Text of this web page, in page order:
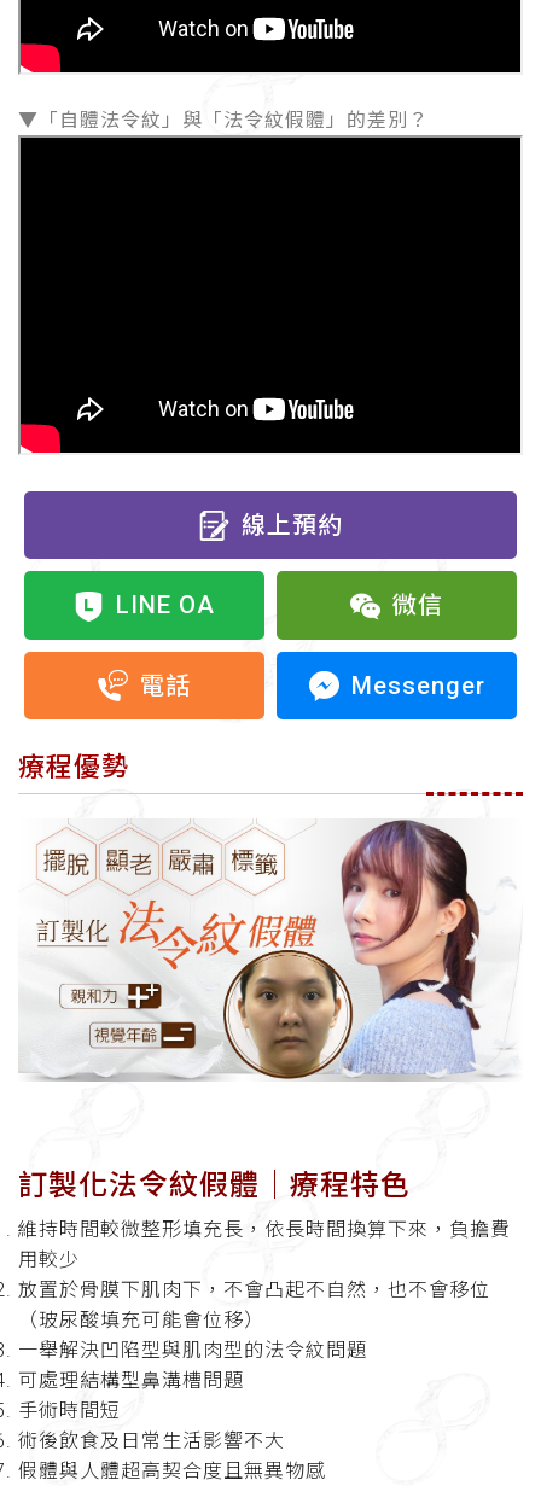
▼「自體法令紋」與「法令紋假體」的差別？
線上預約
LINE OA 微信
電話 Messenger
療程優勢
訂製化法令紋假體│療程特色
維持時間較微整形填充長，依長時間換算下來，負擔費
用較少
放置於骨膜下肌肉下，不會凸起不自然，也不會移位
（玻尿酸填充可能會位移）
一舉解決凹陷型與肌肉型的法令紋問題
可處理結構型鼻溝槽問題
手術時間短
術後飲食及日常生活影響不大
假體與人體超高契合度且無異物感